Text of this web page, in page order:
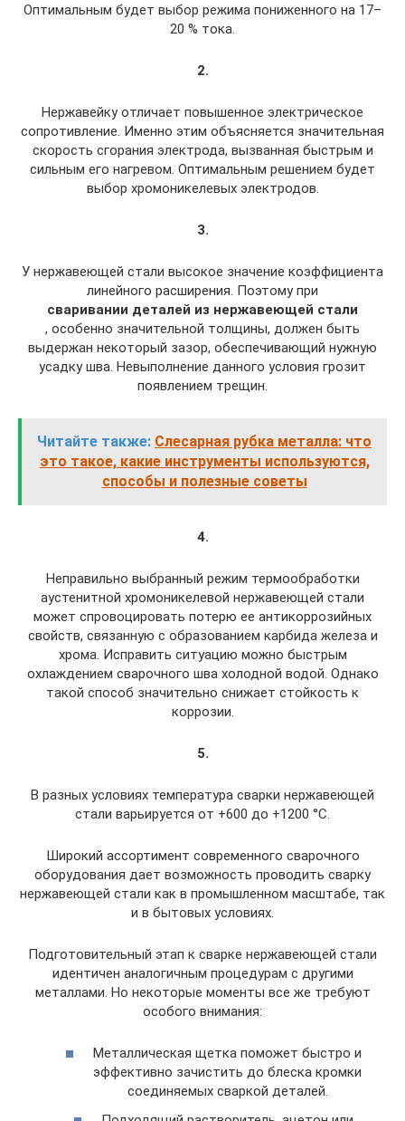
Оптимальным будет выбор режима пониженного на 17–
20 % тока.
2.
Нержавейку отличает повышенное электрическое
сопротивление. Именно этим объясняется значительная
скорость сгорания электрода, вызванная быстрым и
сильным его нагревом. Оптимальным решением будет
выбор хромоникелевых электродов.
3.
У нержавеющей стали высокое значение коэффициента
линейного расширения. Поэтому при
сваривании деталей из нержавеющей стали
, особенно значительной толщины, должен быть
выдержан некоторый зазор, обеспечивающий нужную
усадку шва. Невыполнение данного условия грозит
появлением трещин.
Читайте также: Слесарная рубка металла: что
это такое, какие инструменты используются,
способы и полезные советы
4.
Неправильно выбранный режим термообработки
аустенитной хромоникелевой нержавеющей стали
может спровоцировать потерю ее антикоррозийных
свойств, связанную с образованием карбида железа и
хрома. Исправить ситуацию можно быстрым
охлаждением сварочного шва холодной водой. Однако
такой способ значительно снижает стойкость к
коррозии.
5.
В разных условиях температура сварки нержавеющей
стали варьируется от +600 до +1200 °С.
Широкий ассортимент современного сварочного
оборудования дает возможность проводить сварку
нержавеющей стали как в промышленном масштабе, так
и в бытовых условиях.
Подготовительный этап к сварке нержавеющей стали
идентичен аналогичным процедурам с другими
металлами. Но некоторые моменты все же требуют
особого внимания:
Металлическая щетка поможет быстро и
эффективно зачистить до блеска кромки
соединяемых сваркой деталей.